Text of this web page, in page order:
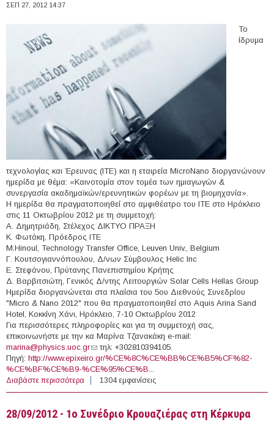
ΣΕΠ 27, 2012 14:37
Το
ίδρυμα
τεχνολογίας και Έρευνας (ΙΤΕ) και η εταιρεία MicroNano διοργανώνουν
ημερίδα με θέμα: «Καινοτομία στον τομέα των ημιαγωγών &
συνεργασία ακαδημαϊκών/ερευνητικών φορέων με τη βιομηχανία».
Η ημερίδα θα πραγματοποιηθεί στο αμφιθέατρο του ΙΤΕ στο Ηράκλειο
στις 11 Οκτωβρίου 2012 με τη συμμετοχή:
Α. Δημητριάδη, Στέλεχος ΔΙΚΤΥΟ ΠΡΑΞΗ
Κ. Φωτάκη, Πρόεδρος ΙΤΕ
Μ.Hinoul, Technology Transfer Office, Leuven Univ., Belgium
Γ. Κουτσογιαννόπουλου, Δ/νων Σύμβουλος Helic Inc
Ε. Στεφάνου, Πρύτανης Πανεπιστημίου Κρήτης
Δ. Βαρβιτσιώτη, Γενικός Δ/ντης Λειτουργιών Solar Cells Hellas Group
Ημερίδα διοργανώνεται στα πλαίσια του 5ου Διεθνούς Συνεδρίου
"Micro & Nano 2012" που θα πραγματοποιηθεί στο Aquis Arina Sand
Hotel, Κοκκίνη Χάνι, Ηράκλειο, 7-10 Οκτωβρίου 2012
Για περισσότερες πληροφορίες και για τη συμμετοχή σας,
επικοινωνήστε με την κα Μαρίνα Τζανακάκη e-mail:
marina@physics.uoc.gr(link sends e-mail)
τηλ: +302810394105.
Πηγή: http://www.epixeiro.gr/%CE%8C%CE%BB%CE%B5%CF%82-
%CE%BF%CE%B9-%CE%95%CE%B...
Διαβάστε περισσότερα για 11/10/2012 - Ημερίδα με θέμα: «Καινοτομία στον
τομέα των ημιαγωγών & συνεργασία ακαδημαϊκών/
1304 εμφανίσεις
28/09/2012 - 1ο Συνέδριο Κρουαζιέρας στη Κέρκυρα